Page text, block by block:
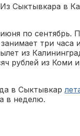
Сыктывкара в
по сентябрь.
три часа
из
рублей из Коми
в Сыктывкар
в неделю.